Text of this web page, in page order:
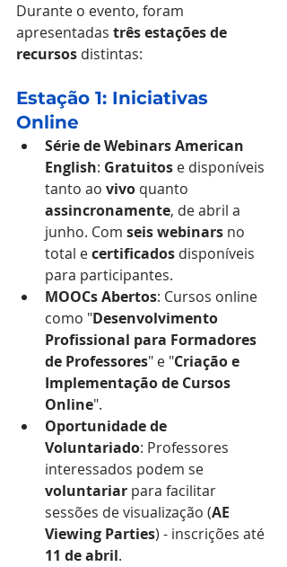
Durante o evento, foram
apresentadas três estações de
recursos distintas:
Estação 1: Iniciativas
Online
Série de Webinars American
English: Gratuitos e disponíveis
tanto ao vivo quanto
assincronamente, de abril a
junho. Com seis webinars no
total e certificados disponíveis
para participantes.
MOOCs Abertos: Cursos online
como "Desenvolvimento
Profissional para Formadores
de Professores" e "Criação e
Implementação de Cursos
Online".
Oportunidade de
Voluntariado: Professores
interessados podem se
voluntariar para facilitar
sessões de visualização (AE
Viewing Parties) - inscrições até
11 de abril.